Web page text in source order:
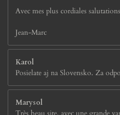
Avec mes plus cordiales
Jean-Marc
Karol
Posielate aj na Slovensko. Za
Marysol